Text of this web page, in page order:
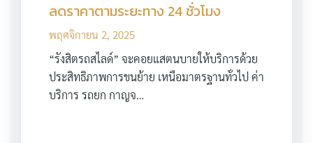
ลดราคาตามระยะทาง 24 ชั่วโมง
พฤศจิกายน 2, 2025
“รังสิตรถสไลด์” จะคอยแสตนบายให้บริการด้วย
ประสิทธิภาพการขนย้าย เหนือมาตรฐานทั่วไป ค่า
บริการ รถยก กาญจ…